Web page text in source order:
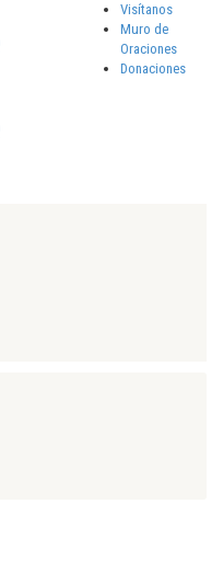
Visítanos
Muro de
Oraciones
Donaciones